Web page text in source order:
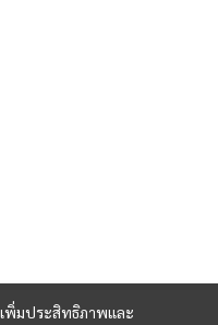
พิ่มประสิทธิภาพและ